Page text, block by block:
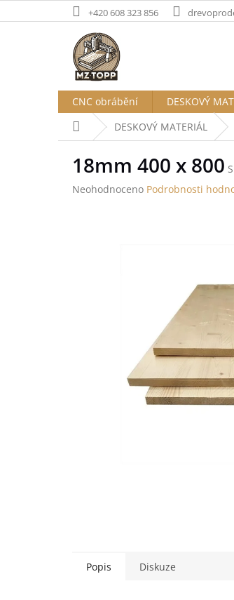
na
+420 608 323 856
CNC obrábění DESKOVÝ
Domů DESKOVÝ MATERIÁL
18mm 400 x 800
Průměrné
Neohodnoceno Podrobnosti
Popis Diskuze